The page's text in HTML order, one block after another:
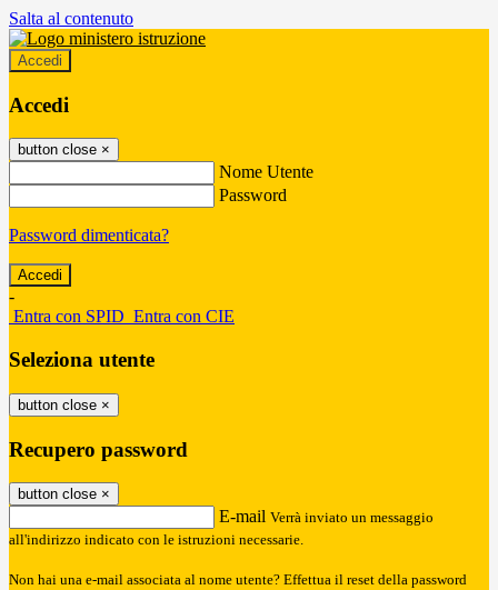
Salta al contenuto
Accedi
Accedi
button close ×
Nome Utente
Password
Password dimenticata?
-
Entra con SPID Entra con CIE
Seleziona utente
button close ×
Recupero password
button close ×
E-mail Verrà inviato un messaggio
all'indirizzo indicato con le istruzioni necessarie.
Non hai una e-mail associata al nome utente? Effettua il reset della password